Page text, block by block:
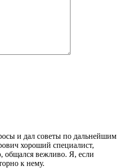
и дал советы по дальнейшим
хороший специалист,
общался вежливо. Я, если
к нему.